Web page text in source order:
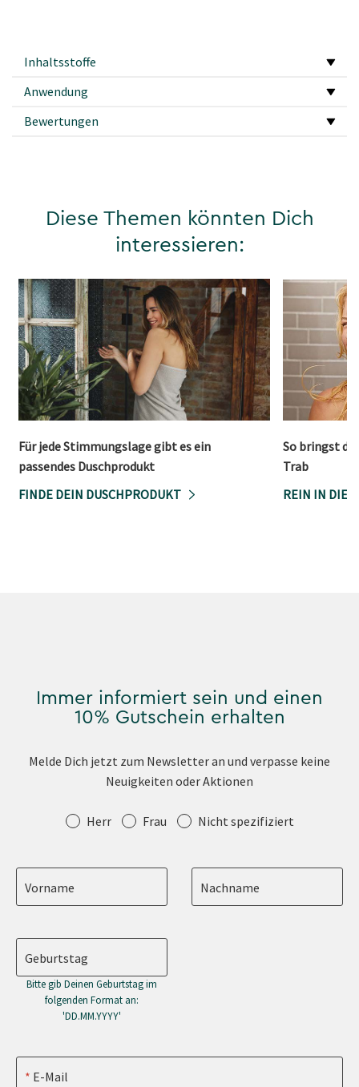
Inhaltsstoffe
Anwendung
Bewertungen
Diese Themen könnten Dich
interessieren:
Für jede Stimmungslage gibt es ein
passendes Duschprodukt
FINDE DEIN DUSCHPRODUKT
So bringst
Trab
REIN IN DIE
Immer informiert sein und einen
10% Gutschein erhalten
Melde Dich jetzt zum Newsletter an und verpasse keine
Neuigkeiten oder Aktionen
Anrede Herr Frau Nicht spezifiziert
Vorname Nachname
Geburtstag
Bitte gib Deinen Geburtstag im
folgenden Format an:
'DD.MM.YYYY'
E-Mail